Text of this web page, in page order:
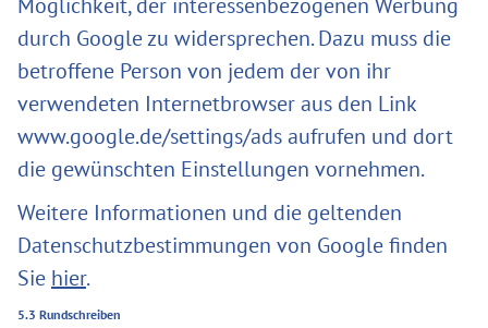
durch Google zu widersprechen. Dazu muss die
betroffene Person von jedem der von ihr
verwendeten Internetbrowser aus den Link
www.google.de/settings/ads aufrufen und dort
die gewünschten Einstellungen vornehmen.
Weitere Informationen und die geltenden
Datenschutzbestimmungen von Google finden
Sie hier.
5.3 Rundschreiben